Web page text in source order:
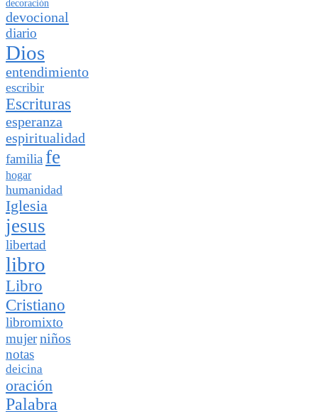
decoración
devocional
diario
Dios
entendimiento
escribir
Escrituras
esperanza
espiritualidad
familia fe
hogar
humanidad
Iglesia
jesus
libertad
libro
Libro
Cristiano
libromixto
mujerniños
notas
deicina
oración
Palabra